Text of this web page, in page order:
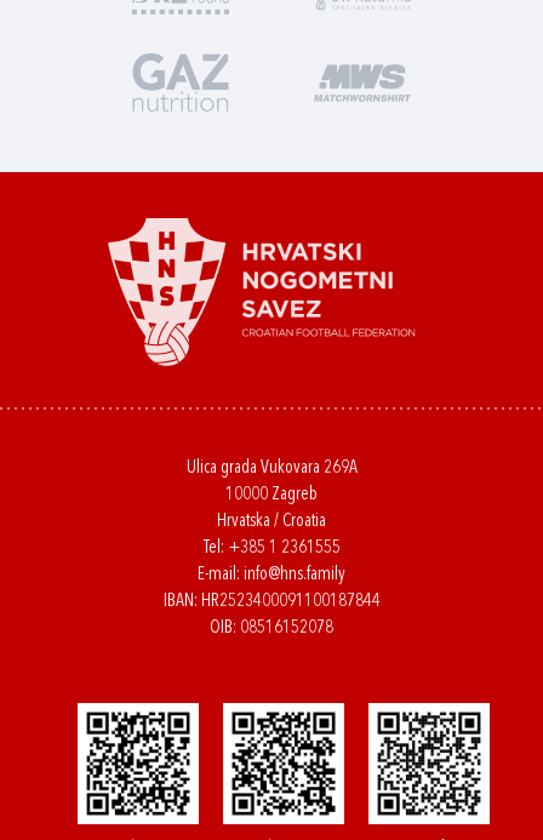
Ulica grada Vukovara 269A
10000 Zagreb
Hrvatska / Croatia
Tel: +385 1 2361555
E-mail: info@hns.family
IBAN: HR2523400091100187844
OIB: 08516152078